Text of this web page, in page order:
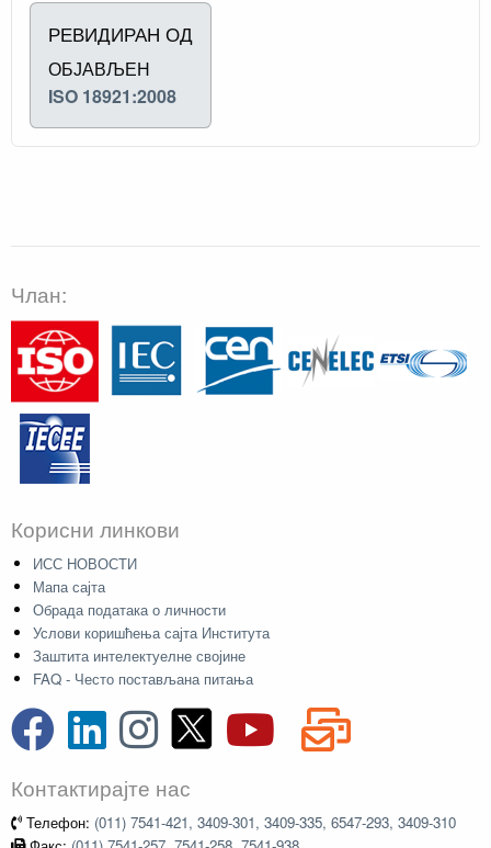
РЕВИДИРАН ОД
ОБЈАВЉЕН
ISO 18921:2008
Члан:
Корисни линкови
ИСС НОВОСТИ
Мапа сајта
Обрада података о личности
Услови коришћења сајта Института
Заштита интелектуелне својине
FAQ - Често постављана питања
Контактирајте нас
Телефон: (011) 7541-421, 3409-301, 3409-335, 6547-293, 3409-310